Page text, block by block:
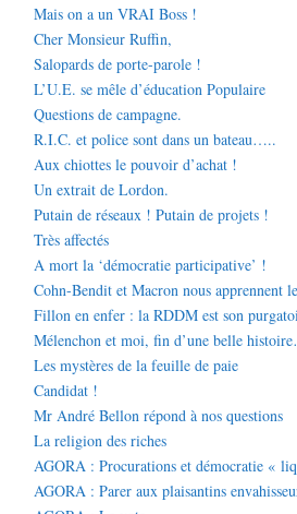
Mais on a un VRAI Boss !
Cher Monsieur Ruffin,
Salopards de porte-parole !
L’U.E. se mêle d’éducation Populaire
Questions de campagne.
R.I.C. et police sont dans un bateau…..
Aux chiottes le pouvoir d’achat !
Un extrait de Lordon.
Putain de réseaux ! Putain de projets !
Très affectés
A mort la ‘démocratie participative’ !
Cohn-Bendit et Macron nous apprennent
Fillon en enfer : la RDDM est son
Mélenchon et moi, fin d’une belle
Les mystères de la feuille de paie
Candidat !
Mr André Bellon répond à nos questions
La religion des riches
AGORA : Procurations et démocratie «
AGORA : Parer aux plaisantins